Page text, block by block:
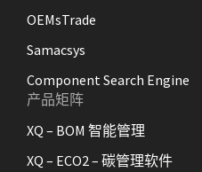
OEMsTrade
Samacsys
Component Search Engine
产品矩阵
XQ – BOM 智能管理
XQ – ECO2 – 碳管理软件